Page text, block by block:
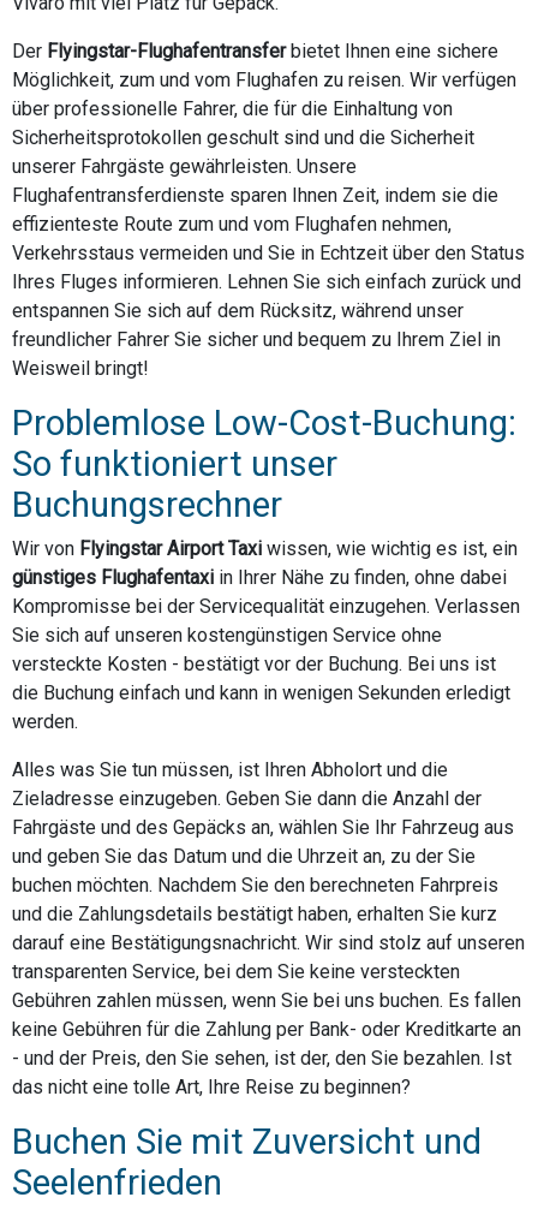
Der Flyingstar-Flughafentransferbietet Ihnen eine sichere
Möglichkeit, zum und vom Flughafen zu reisen. Wir verfügen
über professionelle Fahrer, die für die Einhaltung von
Sicherheitsprotokollen geschult sind und die Sicherheit
unserer Fahrgäste gewährleisten. Unsere
Flughafentransferdienste sparen Ihnen Zeit, indem sie die
effizienteste Route zum und vom Flughafen nehmen,
Verkehrsstaus vermeiden und Sie in Echtzeit über den Status
Ihres Fluges informieren. Lehnen Sie sich einfach zurück und
entspannen Sie sich auf dem Rücksitz, während unser
freundlicher Fahrer Sie sicher und bequem zu Ihrem Ziel in
Weisweil bringt!
Problemlose Low-Cost-Buchung:
So funktioniert unser
Buchungsrechner
Wir von Flyingstar Airport Taxi wissen, wie wichtig es ist, ein
günstiges Flughafentaxi in Ihrer Nähe zu finden, ohne dabei
Kompromisse bei der Servicequalität einzugehen. Verlassen
Sie sich auf unseren kostengünstigen Service ohne
versteckte Kosten - bestätigt vor der Buchung. Bei uns ist
die Buchung einfach und kann in wenigen Sekunden erledigt
werden.
Alles was Sie tun müssen, ist Ihren Abholort und die
Zieladresse einzugeben. Geben Sie dann die Anzahl der
Fahrgäste und des Gepäcks an, wählen Sie Ihr Fahrzeug aus
und geben Sie das Datum und die Uhrzeit an, zu der Sie
buchen möchten. Nachdem Sie den berechneten Fahrpreis
und die Zahlungsdetails bestätigt haben, erhalten Sie kurz
darauf eine Bestätigungsnachricht. Wir sind stolz auf unseren
transparenten Service, bei dem Sie keine versteckten
Gebühren zahlen müssen, wenn Sie bei uns buchen. Es fallen
keine Gebühren für die Zahlung per Bank- oder Kreditkarte an
- und der Preis, den Sie sehen, ist der, den Sie bezahlen. Ist
das nicht eine tolle Art, Ihre Reise zu beginnen?
Buchen Sie mit Zuversicht und
Seelenfrieden